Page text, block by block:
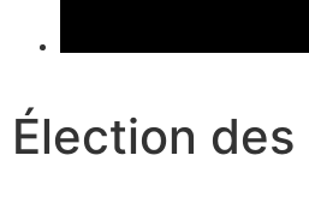
Élection des